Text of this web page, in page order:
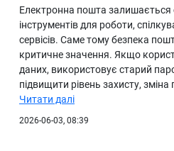
Про нас
Електронна пошта залишається
інструментів для роботи,
сервісів. Саме тому безпека
критичне значення. Якщо
даних, використовує старий
підвищити рівень захисту,
Читати далі
2026-06-03, 08:39